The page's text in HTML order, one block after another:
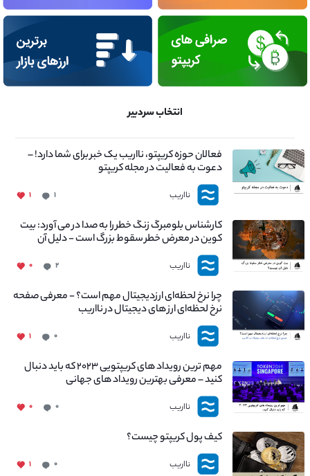
انتخاب سردبیر
فعالان حوزه کریپتو، نااریب یک خبر برای شما دارد! –
دعوت به فعالیت در مجله کریپتو
نااریب ۱ ۱
کارشناس بلومبرگ زنگ خطر را به صدا در می آورد: بیت
کوین در معرض خطر سقوط بزرگ است - دلیل آن
چیست؟
نااریب ۲ ۰
چرا نرخ لحظه‌ای ارزدیجیتال مهم است؟ - معرفی صفحه
نرخ لحظه‌ای ارز های دیجیتال در نااریب
نااریب ۰ ۱
مهم ترین رویداد های کریپتویی ۲۰۲۳ که باید دنبال
کنید – معرفی بهترین رویداد های جهانی
نااریب ۰ ۰
کیف پول کریپتو چیست؟
نااریب ۰ ۱